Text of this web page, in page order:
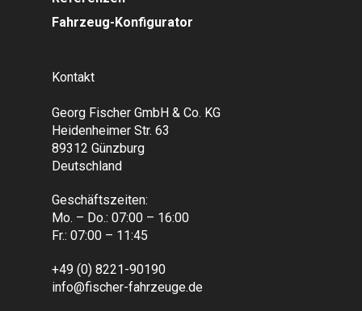
Fahrzeug-Konfigurator
Kontakt
Georg Fischer GmbH & Co. KG
Heidenheimer Str. 63
89312 Günzburg
Deutschland
Geschäftszeiten:
Mo. – Do.: 07:00 – 16:00
Fr.: 07:00 – 11:45
+49 (0) 8221-90190
info@fischer-fahrzeuge.de